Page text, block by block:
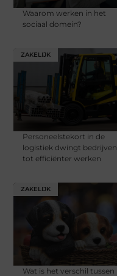
Waarom werken in het
sociaal domein?
ZAKELIJK
Personeelstekort in de
logistiek dwingt bedrijven
tot efficiënter werken
ZAKELIJK
Wat is het verschil tussen